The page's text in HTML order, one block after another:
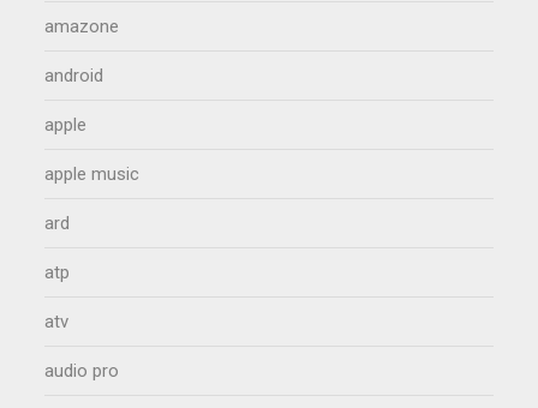
amazone
android
apple
apple music
ard
atp
atv
audio pro